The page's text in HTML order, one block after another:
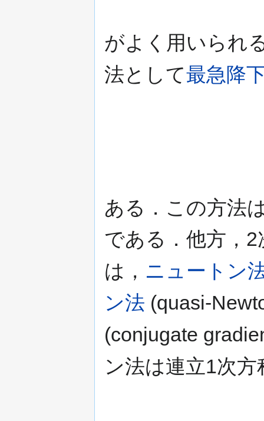
がよく用いられ
法として最急降
ある．この方法
である．他方，
は， ニュートン
ン法 (quasi-
(conjugate
ン法は連立1次方